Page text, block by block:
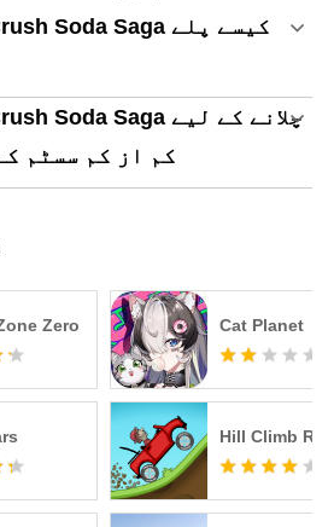
کم از کم سسٹم
Zero Cat Planet
Hill Climb